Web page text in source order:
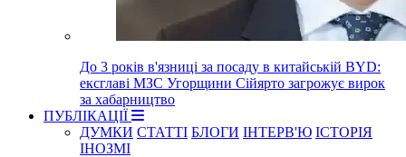
До 3 років в'язниці за посаду в китайській BYD:
ексглаві МЗС Угорщини Сійярто загрожує вирок
за хабарництво
ПУБЛІКАЦІЇ
ДУМКИ СТАТТІ БЛОГИ ІНТЕРВ'Ю ІСТОРІЯ
ІНОЗМІ